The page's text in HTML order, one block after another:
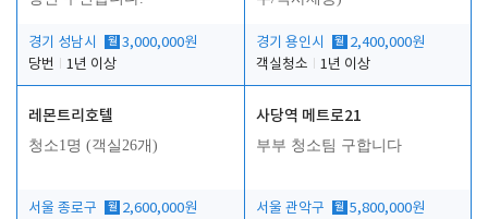
경기 성남시 월 3,000,000원
당번
1년 이상
경기 용인시 월 2,400,000원
객실청소
1년 이상
레몬트리호텔
청소1명 (객실26개)
서울 종로구 월 2,600,000원
사당역 메트로21
부부 청소팀 구합니다
서울 관악구 월 5,800,000원